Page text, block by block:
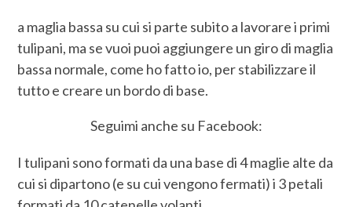
a maglia bassa su cui si parte subito a lavorare i primi
tulipani, ma se vuoi puoi aggiungere un giro di maglia
bassa normale, come ho fatto io, per stabilizzare il
tutto e creare un bordo di base.
Seguimi anche su Facebook:
I tulipani sono formati da una base di 4 maglie alte da
cui si dipartono (e su cui vengono fermati) i 3 petali